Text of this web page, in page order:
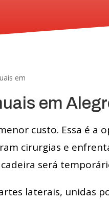
em
custo. Essa é a
cirurgias e
será
laterais, unidas